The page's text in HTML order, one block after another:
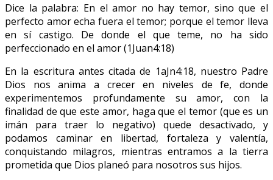
Dice la palabra: En el amor no hay temor, sino que el
perfecto amor echa fuera el temor; porque el temor lleva
en sí castigo. De donde el que teme, no ha sido
perfeccionado en el amor (‭‭1Juan‬‭4:18‬)
En la escritura antes citada de 1aJn4:18, nuestro Padre
Dios nos anima a crecer en niveles de fe, donde
experimentemos profundamente su amor, con la
finalidad de que este amor, haga que el temor (que es un
imán para traer lo negativo) quede desactivado, y
podamos caminar en libertad, fortaleza y valentía,
conquistando milagros, mientras entramos a la tierra
prometida que Dios planeó para nosotros sus hijos.